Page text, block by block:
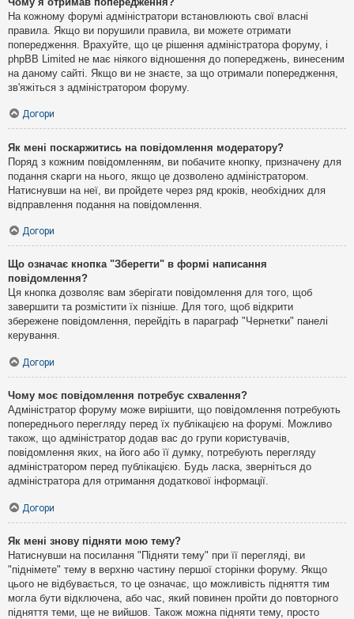
На кожному форумі адміністратори встановлюють свої власні
правила. Якщо ви порушили правила, ви можете отримати
попередження. Врахуйте, що це рішення адміністратора форуму, і
phpBB Limited не має ніякого відношення до попереджень, винесеним
на даному сайті. Якщо ви не знаєте, за що отримали попередження,
зв'яжіться з адміністратором форуму.
Догори
Як мені поскаржитись на повідомлення модератору?
Поряд з кожним повідомленням, ви побачите кнопку, призначену для
подання скарги на нього, якщо це дозволено адміністратором.
Натиснувши на неї, ви пройдете через ряд кроків, необхідних для
відправлення подання на повідомлення.
Догори
Що означає кнопка "Зберегти" в формі написання
повідомлення?
Ця кнопка дозволяє вам зберігати повідомлення для того, щоб
завершити та розмістити їх пізніше. Для того, щоб відкрити
збережене повідомлення, перейдіть в параграф "Чернетки" панелі
керування.
Догори
Чому моє повідомлення потребує схвалення?
Адміністратор форуму може вирішити, що повідомлення потребують
попереднього перегляду перед їх публікацією на форумі. Можливо
також, що адміністратор додав вас до групи користувачів,
повідомлення яких, на його або її думку, потребують перегляду
адміністратором перед публікацією. Будь ласка, зверніться до
адміністратора для отримання додаткової інформації.
Догори
Як мені знову підняти мою тему?
Натиснувши на посилання "Підняти тему" при її перегляді, ви
"піднімете" тему в верхню частину першої сторінки форуму. Якщо
цього не відбувається, то це означає, що можливість підняття тим
могла бути відключена, або час, який повинен пройти до повторного
підняття теми, ще не вийшов. Також можна підняти тему, просто